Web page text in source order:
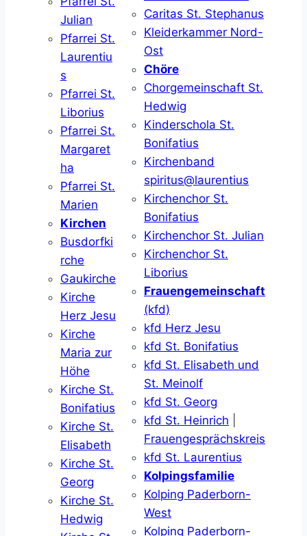
Julian
Pfarrei St.
Laurentiu
s
Pfarrei St.
Liborius
Pfarrei St.
Margaret
ha
Pfarrei St.
Marien
Kirchen
Busdorfki
rche
Gaukirche
Kirche
Herz Jesu
Kirche
Maria zur
Höhe
Kirche St.
Bonifatius
Kirche St.
Elisabeth
Kirche St.
Georg
Kirche St.
Hedwig
Caritas St. Stephanus
Kleiderkammer Nord-
Ost
Chöre
Chorgemeinschaft St.
Hedwig
Kinderschola St.
Bonifatius
Kirchenband
spiritus@laurentius
Kirchenchor St.
Bonifatius
Kirchenchor St. Julian
Kirchenchor St.
Liborius
Frauengemeinschaft
(kfd)
kfd Herz Jesu
kfd St. Bonifatius
kfd St. Elisabeth und
St. Meinolf
kfd St. Georg
kfd St. Heinrich
Frauengesprächskreis
kfd St. Laurentius
Kolpingsfamilie
Kolping Paderborn-
West
Kolping Paderborn-